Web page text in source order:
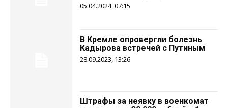
05.04.2024, 07:15
В Кремле опровергли болезнь
Кадырова встречей с Путиным
28.09.2023, 13:26
Штрафы за неявку в военкомат